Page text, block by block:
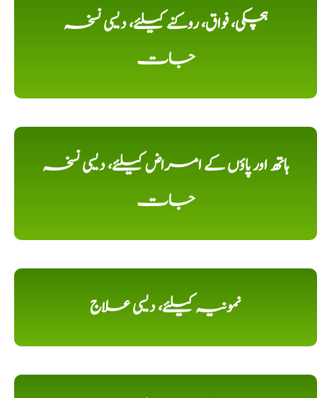
ہچکی، فواق، روکنے کیلئے، دیسی نسخہ
جات
ہاتھ اور پاؤں کے امراض کیلئے، دیسی نسخہ
جات
نمونیہ کیلئے، دیسی علاج